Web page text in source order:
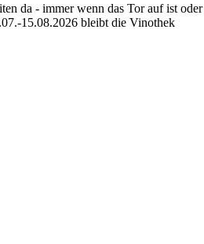
da - immer wenn das Tor auf ist oder
15.08.2026 bleibt die Vinothek